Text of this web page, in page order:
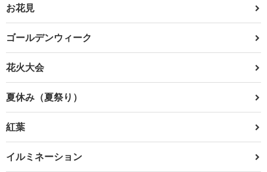
お花見
ゴールデンウィーク
花火大会
夏休み（夏祭り）
紅葉
イルミネーション